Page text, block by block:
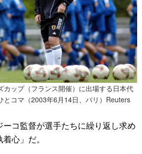
カップ（フランス開催）に出場する日本代
とコマ（2003年6月14日、パリ）Reuters
コ監督が選手たちに繰り返し求め
心」だ。